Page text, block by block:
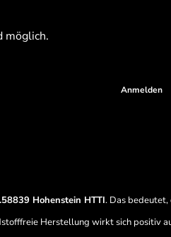
möglich.
Anmelden
Hohenstein HTTI. Das bedeutet,
Herstellung wirkt sich positiv